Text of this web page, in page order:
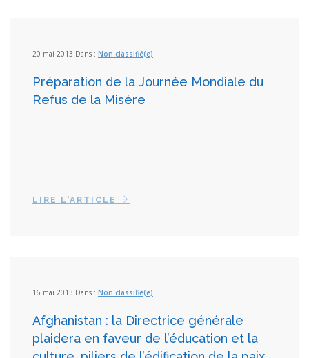
20 mai 2013 Dans : Non classifié(e)
Préparation de la Journée Mondiale du
Refus de la Misère
LIRE L'ARTICLE
16 mai 2013 Dans : Non classifié(e)
Afghanistan : la Directrice générale
plaidera en faveur de l’éducation et la